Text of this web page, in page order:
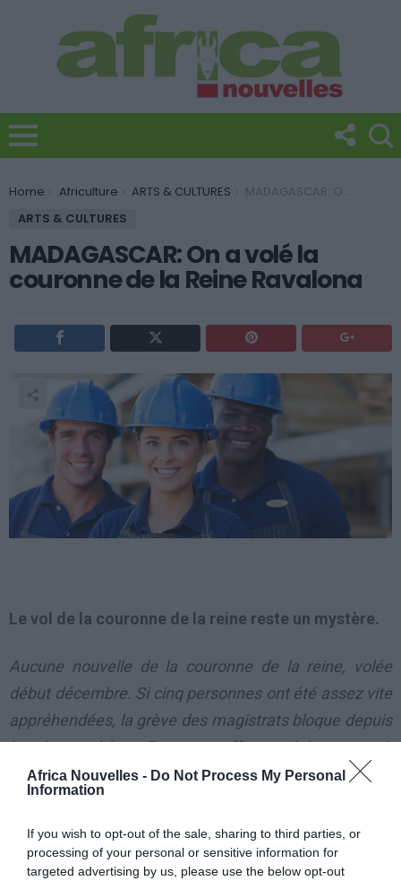
Africa Nouvelles - Do Not Process My Personal
Information
If you wish to opt-out of the sale, sharing to third parties, or
processing of your personal or sensitive information for
targeted advertising by us, please use the below opt-out
You are here:
Home Africulture ARTS & CULTURES
MADAGASCAR: On a volé la couronne de la Reine Ravalona
ARTS & CULTURES
MADAGASCAR: On a volé la
couronne de la Reine Ravalona
Le vol de la couronne de la reine reste un mystère.
Aucune nouvelle de la couronne de la reine, volée
début décembre. Si cinq personnes ont été assez vite
appréhendées, la grève des magistrats bloque depuis
lors la procédure. Face aux offenses à leur pouvoir
traditionnel, les descendants de la monarchie ont
procédé à un rite de purification et de protection.